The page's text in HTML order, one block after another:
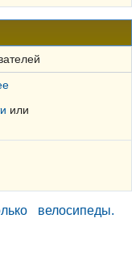
или
велосипеды.